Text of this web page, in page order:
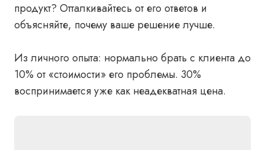
продукт? Отталкивайтесь от его ответов и
объясняйте, почему ваше решение лучше.
Из личного опыта: нормально брать с клиента до
10% от «стоимости» его проблемы. 30%
воспринимается уже как неадекватная цена.